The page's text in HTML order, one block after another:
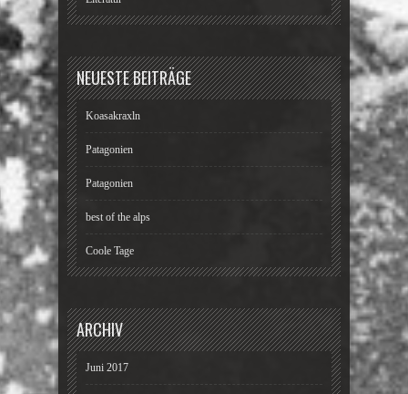
NEUESTE BEITRÄGE
Koasakraxln
Patagonien
Patagonien
best of the alps
Coole Tage
ARCHIV
Juni 2017